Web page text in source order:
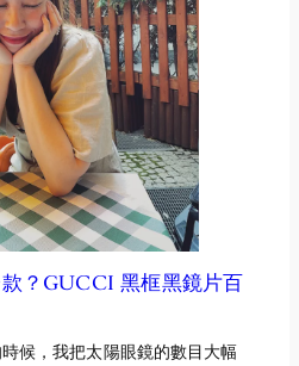
？GUCCI 黑框黑鏡片百
候，我把太陽眼鏡的數目大幅